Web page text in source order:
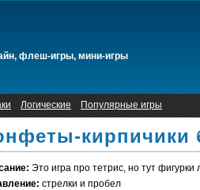
флеш-игры, мини-игры
Логические Популярные игры
кирпичики
Это игра про тетрис, но тут фигурки
стрелки и пробел